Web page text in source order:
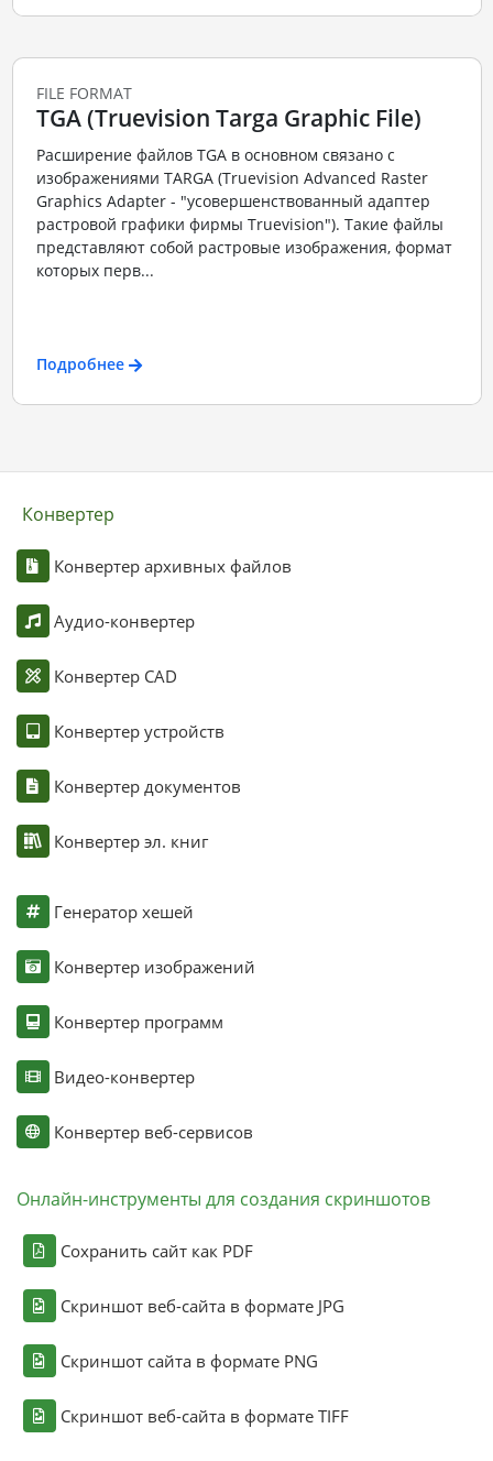
FILE FORMAT
TGA (Truevision Targa Graphic File)
Расширение файлов TGA в основном связано с
изображениями TARGA (Truevision Advanced Raster
Graphics Adapter - "усовершенствованный адаптер
растровой графики фирмы Truevision"). Такие файлы
представляют собой растровые изображения, формат
которых перв...
Подробнее
Конвертер
Конвертер архивных файлов
Аудио-конвертер
Конвертер CAD
Конвертер устройств
Конвертер документов
Конвертер эл. книг
Генератор хешей
Конвертер изображений
Конвертер программ
Видео-конвертер
Конвертер веб-сервисов
Онлайн-инструменты для создания скриншотов
Сохранить сайт как PDF
Скриншот веб-сайта в формате JPG
Скриншот сайта в формате PNG
Скриншот веб-сайта в формате TIFF